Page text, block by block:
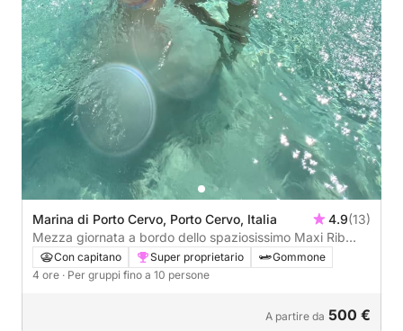
Marina di Porto Cervo, Porto Cervo, Italia 4.9(13)
Mezza giornata a bordo dello spaziosissimo Maxi Rib
nelle acque della Costa Smeralda
Con capitano Super proprietario
Gommone
4 ore · Per gruppi fino a 10 persone
A partire da 500 €